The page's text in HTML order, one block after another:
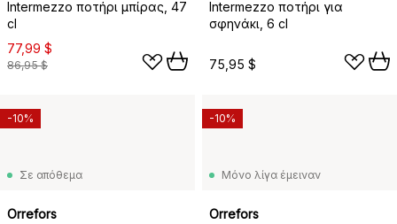
Intermezzo ποτήρι μπίρας, 47
cl
77,99 $
86,95 $
Intermezzo ποτήρι για
σφηνάκι, 6 cl
75,95 $
Σε απόθεμα
Orrefors
-10%
Μόνο λίγα έμειναν
Orrefors
-10%